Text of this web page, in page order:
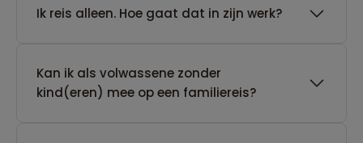
​Ik reis alleen. Hoe gaat dat in zijn werk?
Kan ik als volwassene zonder
kind(eren) mee op een familiereis?